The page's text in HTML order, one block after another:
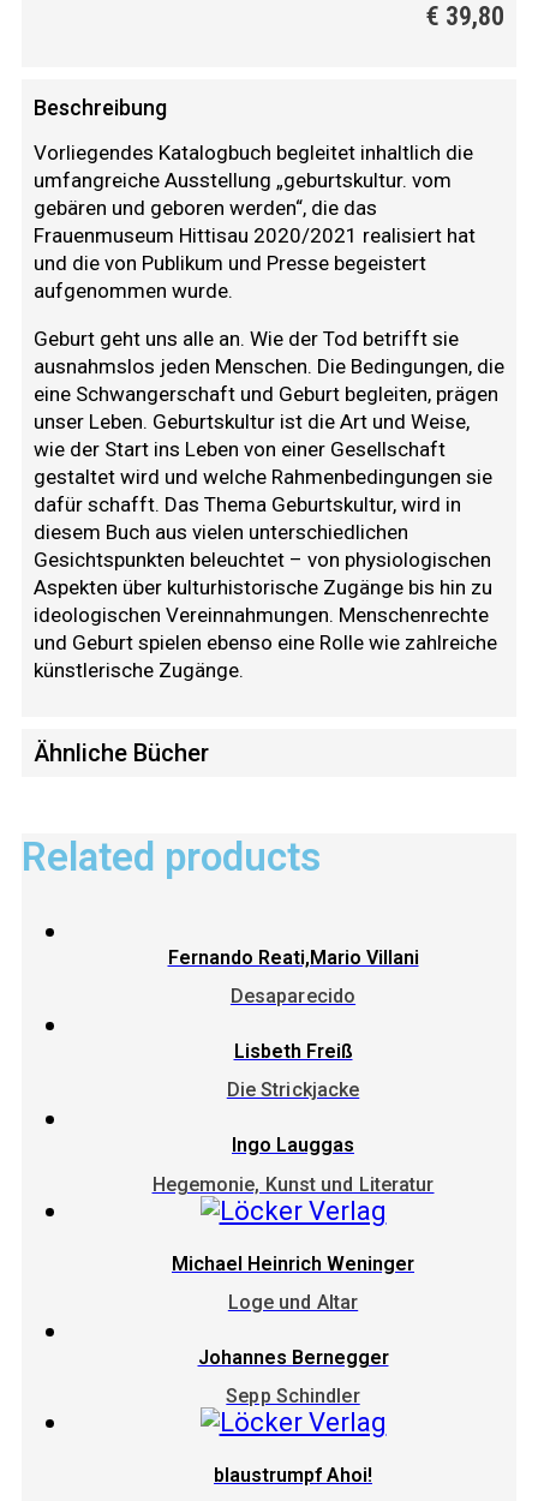
€ 39,80
Beschreibung
Vorliegendes Katalogbuch begleitet inhaltlich die
umfangreiche Ausstellung „geburtskultur. vom
gebären und geboren werden“, die das
Frauenmuseum Hittisau 2020/2021 realisiert hat
und die von Publikum und Presse begeistert
aufgenommen wurde.
Geburt geht uns alle an. Wie der Tod betrifft sie
ausnahmslos jeden Menschen. Die Bedingungen, die
eine Schwangerschaft und Geburt begleiten, prägen
unser Leben. Geburtskultur ist die Art und Weise,
wie der Start ins Leben von einer Gesellschaft
gestaltet wird und welche Rahmenbedingungen sie
dafür schafft. Das Thema Geburtskultur, wird in
diesem Buch aus vielen unterschiedlichen
Gesichtspunkten beleuchtet – von physiologischen
Aspekten über kulturhistorische Zugänge bis hin zu
ideologischen Vereinnahmungen. Menschenrechte
und Geburt spielen ebenso eine Rolle wie zahlreiche
künstlerische Zugänge.
Ähnliche Bücher
Related products
Fernando Reati,Mario Villani
Desaparecido
Lisbeth Freiß
Die Strickjacke
Ingo Lauggas
Hegemonie, Kunst und Literatur
Michael Heinrich Weninger
Loge und Altar
Johannes Bernegger
Sepp Schindler
blaustrumpf Ahoi!